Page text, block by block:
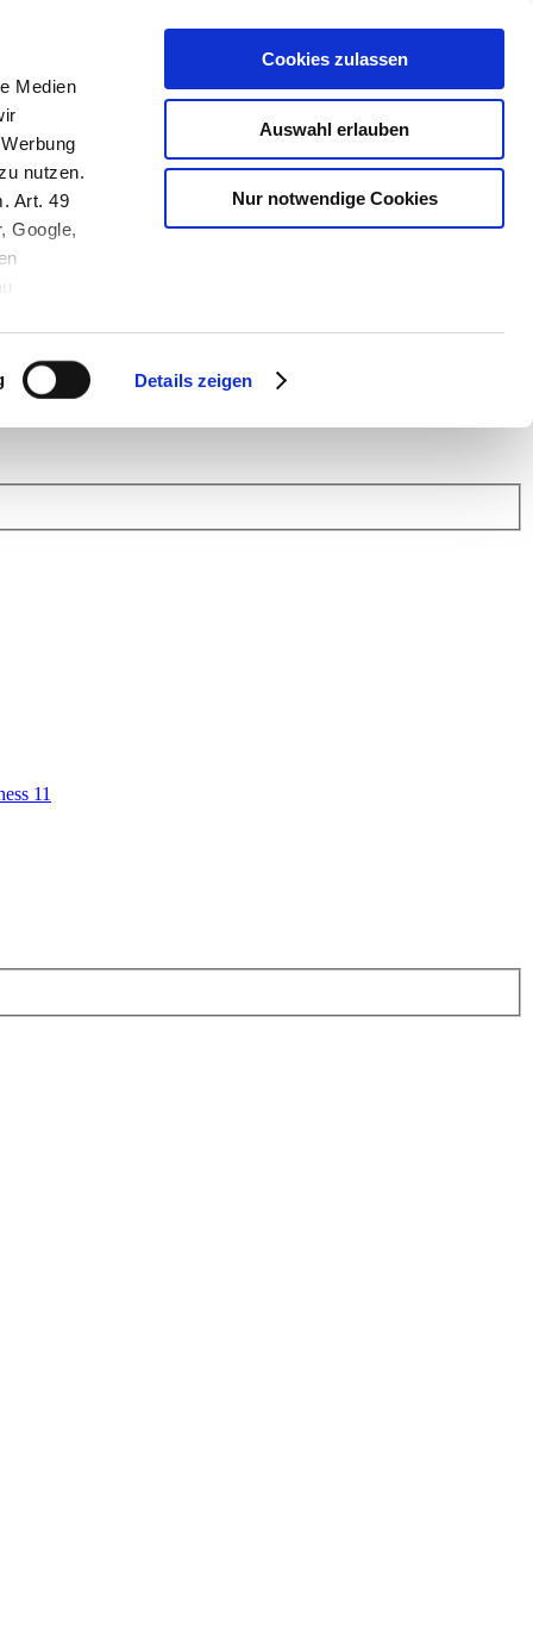
Medien
nutzen.
Art. 49
Google,
Details zeigen
Cookies zulassen
Auswahl erlauben
Nur notwendige Cookies
11